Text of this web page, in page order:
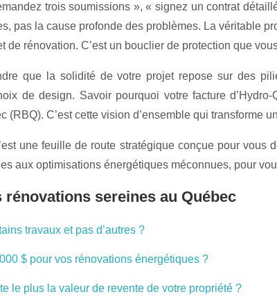
trois soumissions », « signez un contrat
pas la cause profonde des problèmes. La véritable
rénovation. C’est un bouclier de protection que
que la solidité de votre projet repose sur des
de design. Savoir pourquoi votre facture
C’est cette vision d’ensemble qui transforme
une feuille de route stratégique conçue pour
aux optimisations énergétiques méconnues, pour
sereines au Québec
travaux et pas d’autres ?
$ pour vos rénovations énergétiques ?
le plus la valeur de revente de votre propriété ?